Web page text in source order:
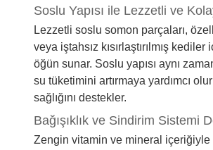
Soslu Yapısı ile Lezzetli ve
Lezzetli soslu somon parçaları,
veya iştahsız kısırlaştırılmış
öğün sunar. Soslu yapısı aynı
su tüketimini artırmaya yardımcı
sağlığını destekler.
Bağışıklık ve Sindirim Sistemi
Zengin vitamin ve mineral içeriğiyle